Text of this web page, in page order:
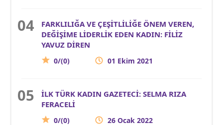
FARKLILIĞA VE ÇEŞİTLİLİĞE ÖNEM VEREN,
DEĞİŞİME LİDERLİK EDEN KADIN: FİLİZ
YAVUZ DİREN
0/(0) 01 Ekim 2021
İLK TÜRK KADIN GAZETECİ: SELMA RIZA
FERACELİ
0/(0) 26 Ocak 2022